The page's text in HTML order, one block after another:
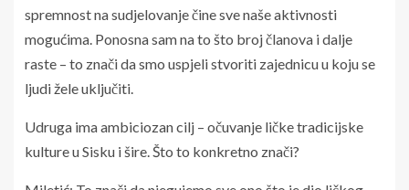
spremnost na sudjelovanje čine sve naše aktivnosti
mogućima. Ponosna sam na to što broj članova i dalje
raste – to znači da smo uspjeli stvoriti zajednicu u koju se
ljudi žele uključiti.
Udruga ima ambiciozan cilj – očuvanje ličke tradicijske
kulture u Sisku i šire. Što to konkretno znači?